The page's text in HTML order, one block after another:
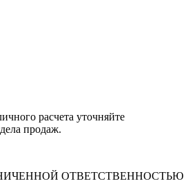
расчета уточняйте
продаж.
ОТВЕТСТВЕННОСТЬЮ